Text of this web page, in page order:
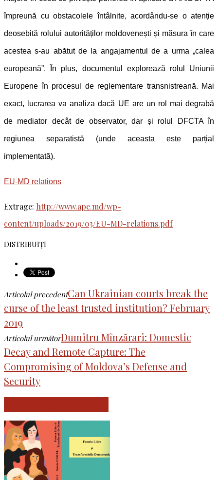
împreună cu obstacolele întâlnite, acordându-se o atenție
deosebită rolului autorităților moldovenești și măsura în care
acestea s-au abătut de la angajamentul de a urma „calea
europeană”. În plus, documentul explorează rolul Uniunii
Europene în procesul de reglementare transnistreană. Mai
exact, lucrarea va analiza dacă UE are un rol mai degrabă
de mediator decât de observator, dar și rolul DFCTA în
regiunea separatistă (unde aceasta este parțial
implementată).
EU-MD relations
Extrage: http://www.ape.md/wp-
content/uploads/2019/03/EU-MD-relations.pdf
DISTRIBUIȚI
Articolul precedentCan Ukrainian courts break the
curse of the least trusted institution? February
2019
Articolul următorDumitru Mînzărari: Domestic
Decay and Remote Capture: The
Compromising of Moldova’s Defense and
Security